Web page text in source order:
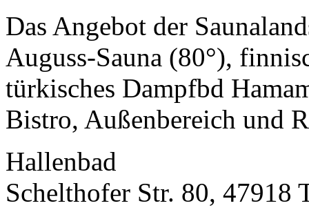
Das Angebot der
Auguss-Sauna (80°),
türkisches Dampfbd
Bistro, Außenbereich und
Hallenbad
Schelthofer Str. 80, 47918